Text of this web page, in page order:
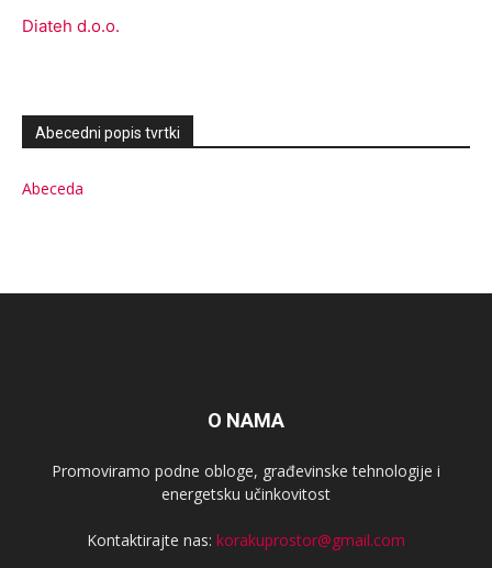
Diateh d.o.o.
Abecedni popis tvrtki
Abeceda
O NAMA
Promoviramo podne obloge, građevinske tehnologije i
energetsku učinkovitost
Kontaktirajte nas: korakuprostor@gmail.com